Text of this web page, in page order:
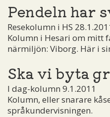
Pendeln har
Resekolumn i HS
Kolumn i Hesari om mitt
närmiljön: Viborg. Här i
Ska vi byta
I dag-kolumn 9.1.2011
Kolumn, eller snarare
språkundervisningen.